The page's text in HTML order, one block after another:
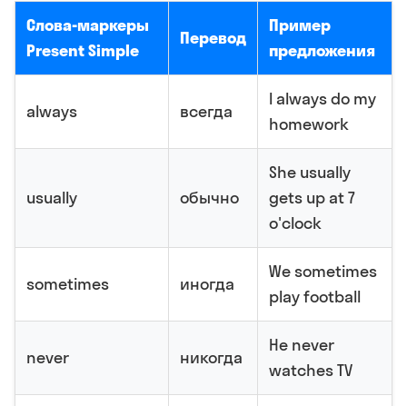
Слова-маркеры
Present Simple
Перевод
Пример
предложения
always всегда
I always do my
homework
usually обычно
She usually
gets up at 7
o'clock
sometimes иногда
We sometimes
play football
never никогда
He never
watches TV